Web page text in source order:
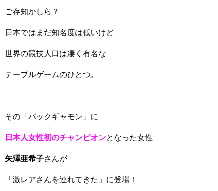
ご存知かしら？
日本ではまだ知名度は低いけど
世界の競技人口は凄く有名な
テーブルゲームのひとつ。
その「バックギャモン」に
日本人女性初のチャンピオンとなった女性
矢澤亜希子さんが
「激レアさんを連れてきた」に登場！